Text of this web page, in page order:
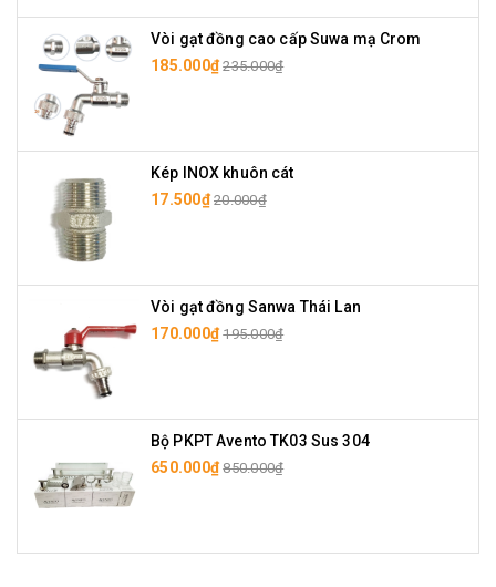
Vòi gạt đồng cao cấp Suwa mạ Crom
185.000₫ 235.000₫
Kép INOX khuôn cát
17.500₫ 20.000₫
Vòi gạt đồng Sanwa Thái Lan
170.000₫ 195.000₫
Bộ PKPT Avento TK03 Sus 304
650.000₫ 850.000₫